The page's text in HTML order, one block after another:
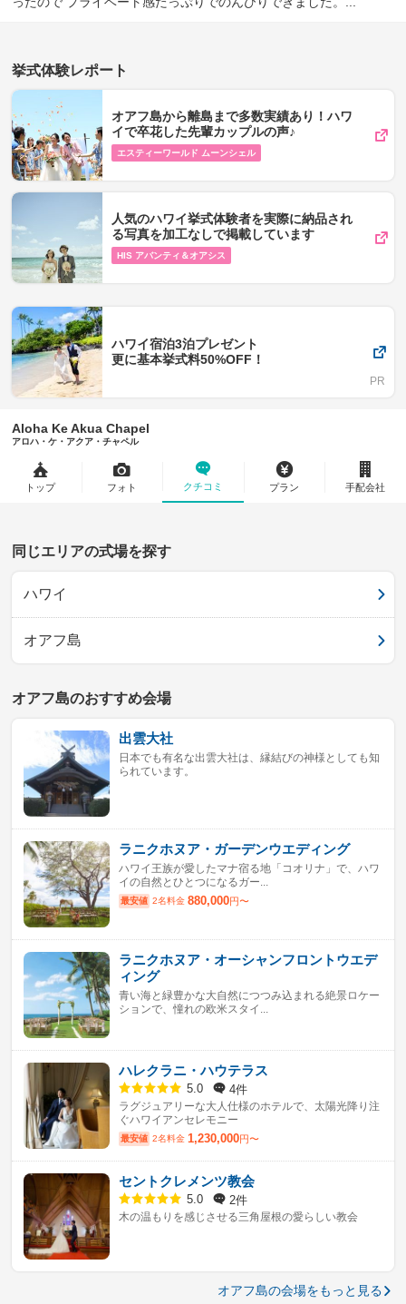
挙式体験レポート
オアフ島から離島まで多数実績あり！ハワ
イで卒花した先輩カップルの声♪
エスティーワールド ムーンシェル
人気のハワイ挙式体験者を実際に納品され
る写真を加工なしで掲載しています
HIS アバンティ＆オアシス
ハワイ宿泊3泊プレゼント
更に基本挙式料50%OFF！
Aloha Ke Akua Chapel
アロハ・ケ・アクア・チャペル
トップ フォト クチコミ プラン 手配会社
同じエリアの式場を探す
ハワイ
オアフ島
オアフ島のおすすめ会場
出雲大社
日本でも有名な出雲大社は、縁結びの神様としても知
られています。
ラニクホヌア・ガーデンウエディング
ハワイ王族が愛したマナ宿る地「コオリナ」で、ハワ
イの自然とひとつになるガー...
最安値 2名料金 880,000円〜
ラニクホヌア・オーシャンフロントウエデ
ィング
青い海と緑豊かな大自然につつみ込まれる絶景ロケー
ションで、憧れの欧米スタイ...
ハレクラニ・ハウテラス
5.0 4件
ラグジュアリーな大人仕様のホテルで、太陽光降り注
ぐハワイアンセレモニー
最安値 2名料金 1,230,000円〜
セントクレメンツ教会
5.0 2件
木の温もりを感じさせる三角屋根の愛らしい教会
オアフ島の会場をもっと見る